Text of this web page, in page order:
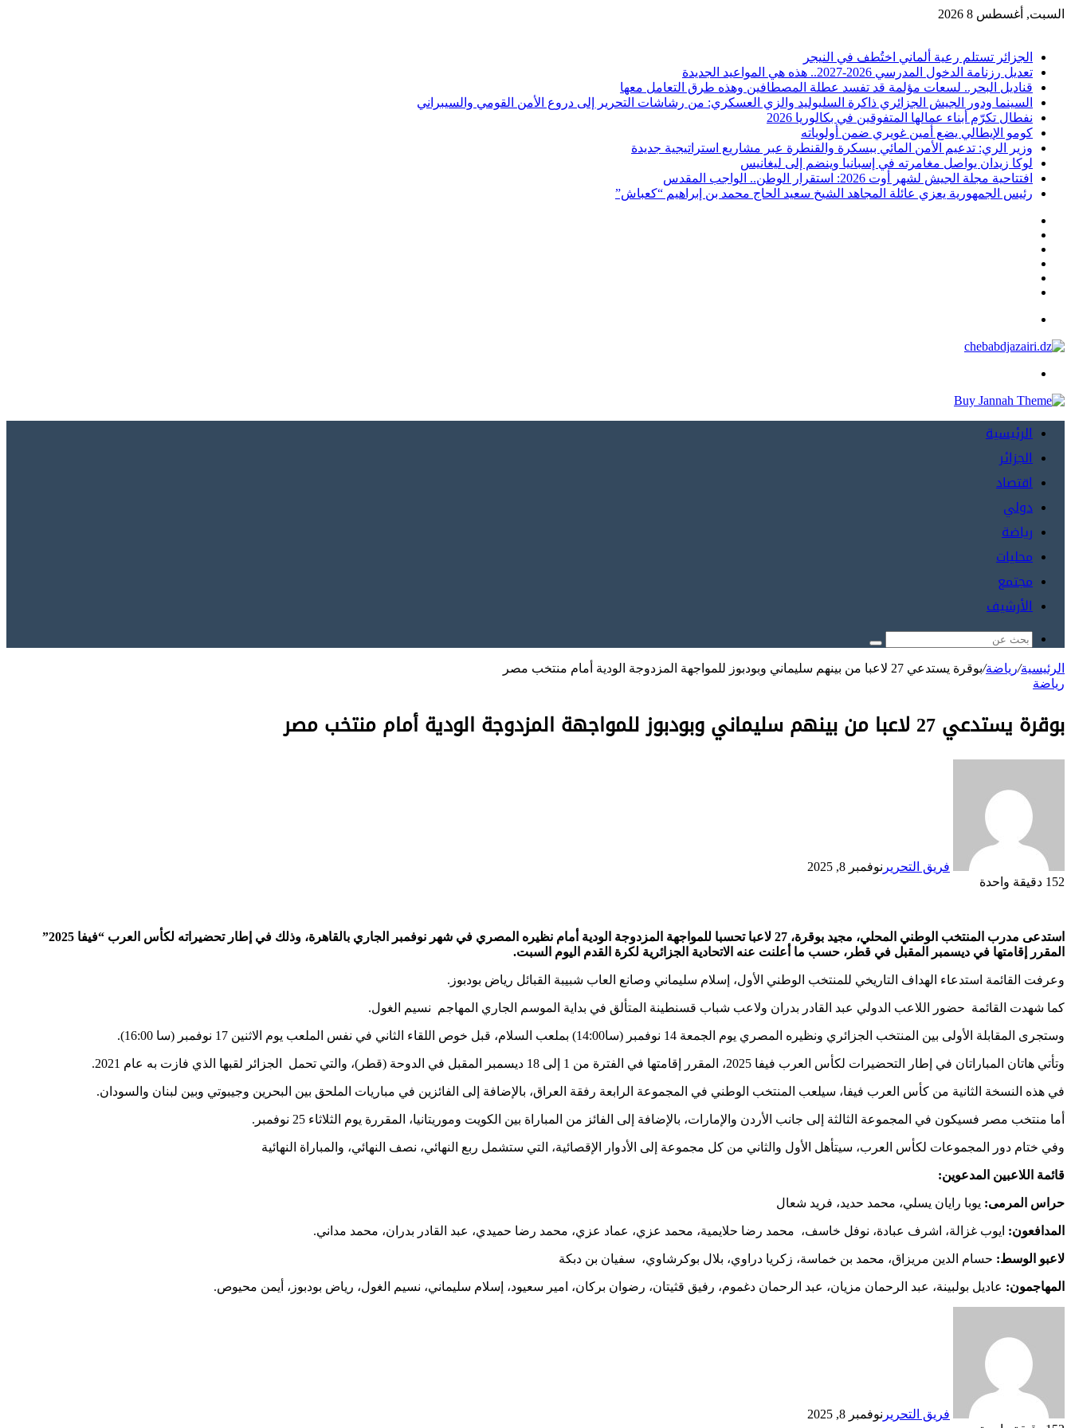
السبت, أغسطس 8 2026
الجزائر تستلم رعية ألماني اختُطف في النيجر
تعديل رزنامة الدخول المدرسي 2026-2027.. هذه هي المواعيد الجديدة
قناديل البحر.. لسعات مؤلمة قد تفسد عطلة المصطافين وهذه طرق التعامل معها
السينما ودور الجيش الجزائري ذاكرة السليوليد والزي العسكري: من رشاشات التحرير إلى دروع الأمن القومي والسيبراني
نفطال تكرّم أبناء عمالها المتفوقين في بكالوريا 2026
كومو الإيطالي يضع أمين غويري ضمن أولوياته
وزير الري: تدعيم الأمن المائي ببسكرة والقنطرة عبر مشاريع استراتيجية جديدة
لوكا زيدان يواصل مغامرته في إسبانيا وينضم إلى ليغانيس
افتتاحية مجلة الجيش لشهر أوت 2026: استقرار الوطن.. الواجب المقدس
رئيس الجمهورية يعزي عائلة المجاهد الشيخ سعيد الحاج محمد بن إبراهيم “كعباش”
الرئيسية
الجزائر
اقتصاد
دولي
رياضة
محليات
مجتمع
الأرشيف
بحث
عن
الرئيسية/رياضة/بوقرة يستدعي 27 لاعبا من بينهم سليماني وبودبوز للمواجهة المزدوجة الودية أمام منتخب مصر
رياضة
بوقرة يستدعي 27 لاعبا من بينهم سليماني وبودبوز للمواجهة المزدوجة الودية أمام منتخب مصر
فريق التحرير نوفمبر 8, 2025
152 دقيقة واحدة
استدعى مدرب المنتخب الوطني المحلي، مجيد بوقرة، 27 لاعبا تحسبا للمواجهة المزدوجة الودية أمام نظيره المصري في شهر نوفمبر الجاري بالقاهرة، وذلك في إطار تحضيراته لكأس العرب “فيفا 2025”
المقرر إقامتها في ديسمبر المقبل في قطر، حسب ما أعلنت عنه الاتحادية الجزائرية لكرة القدم اليوم السبت.
وعرفت القائمة استدعاء الهداف التاريخي للمنتخب الوطني الأول، إسلام سليماني وصانع العاب شبيبة القبائل رياض بودبوز.
كما شهدت القائمة حضور اللاعب الدولي عبد القادر بدران ولاعب شباب قسنطينة المتألق في بداية الموسم الجاري المهاجم نسيم الغول.
وستجرى المقابلة الأولى بين المنتخب الجزائري ونظيره المصري يوم الجمعة 14 نوفمبر (سا14:00) بملعب السلام، قبل خوص اللقاء الثاني في نفس الملعب يوم الاثنين 17 نوفمبر (سا 16:00).
وتأتي هاتان المباراتان في إطار التحضيرات لكأس العرب فيفا 2025، المقرر إقامتها في الفترة من 1 إلى 18 ديسمبر المقبل في الدوحة (قطر)، والتي تحمل الجزائر لقبها الذي فازت به عام 2021.
في هذه النسخة الثانية من كأس العرب فيفا، سيلعب المنتخب الوطني في المجموعة الرابعة رفقة العراق، بالإضافة إلى الفائزين في مباريات الملحق بين البحرين وجيبوتي وبين لبنان والسودان.
أما منتخب مصر فسيكون في المجموعة الثالثة إلى جانب الأردن والإمارات، بالإضافة إلى الفائز من المباراة بين الكويت وموريتانيا، المقررة يوم الثلاثاء 25 نوفمبر.
وفي ختام دور المجموعات لكأس العرب، سيتأهل الأول والثاني من كل مجموعة إلى الأدوار الإقصائية، التي ستشمل ربع النهائي، نصف النهائي، والمباراة النهائية
قائمة اللاعبين المدعوين:
حراس المرمى: يوبا رايان يسلي، محمد حديد، فريد شعال
المدافعون: ايوب غزالة، اشرف عبادة، نوفل خاسف، محمد رضا حلايمية، محمد عزي، عماد عزي، محمد رضا حميدي، عبد القادر بدران، محمد مداني.
لاعبو الوسط: حسام الدين مريزاق، محمد بن خماسة، زكريا دراوي، بلال بوكرشاوي، سفيان بن دبكة
المهاجمون: عاديل بولبينة، عبد الرحمان مزيان، عبد الرحمان دغموم، رفيق قثيتان، رضوان بركان، امير سعيود، إسلام سليماني، نسيم الغول، رياض بودبوز، أيمن محيوص.
فريق التحرير نوفمبر 8, 2025